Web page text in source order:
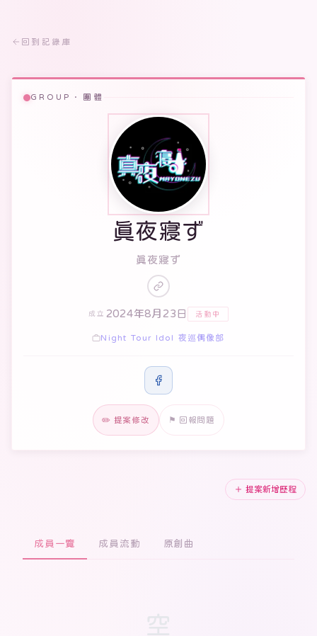
回到記錄庫
GROUP · 團體
真夜寢ず
真夜寢ず
成立 2024年8月23日 活動中
Night Tour Idol 夜巡偶像部
✏️ 提案修改 ⚑ 回報問題
＋ 提案新增歷程
成員一覽 成員流動 原創曲